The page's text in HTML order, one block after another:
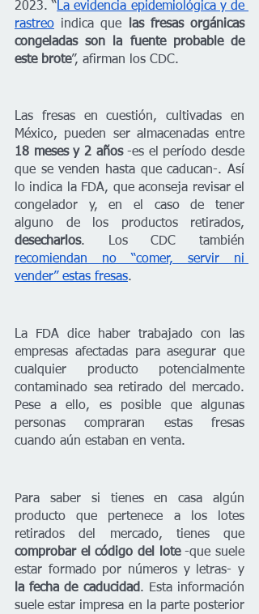
2023. “La evidencia epidemiológica y de
rastreo indica que
las fresas orgánicas
congeladas son la fuente probable de
este brote”, afirman los CDC.
Las fresas en cuestión, cultivadas en
18 meses y 2 años -es el período desde
que se venden hasta que caducan-. Así
lo indica la FDA, que aconseja revisar el
congelador y, en el caso de tener
desecharlos
recomiendan no “comer, servir ni
vender” estas fresas.
La FDA dice haber trabajado con las
empresas afectadas para asegurar que
cualquier producto potencialmente
contaminado sea retirado del mercado.
Pese a ello, es posible que algunas
personas compraran estas fresas
cuando aún estaban en venta.
Para saber si tienes en casa algún
producto que pertenece a los lotes
retirados del mercado, tienes que
comprobar el código del lote -que suele
estar formado por números y letras- y
la fecha de caducidad. Esta información
suele estar impresa en la parte posterior